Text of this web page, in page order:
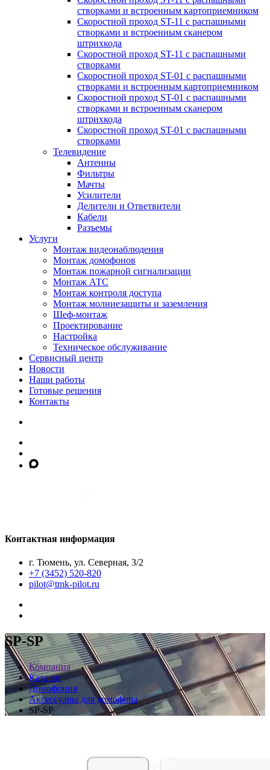
створками и встроенным картоприемником
Скоростной проход ST-11 с распашными
створками и встроенным сканером
штрихкода
Скоростной проход ST-11 с распашными
створками
Скоростной проход ST-01 с распашными
створками и встроенным картоприемником
Скоростной проход ST-01 с распашными
створками и встроенным сканером
штрихкода
Скоростной проход ST-01 с распашными
створками
Телевидение
Антенны
Фильтры
Мачты
Усилители
Делители и Ответвители
Кабели
Разъемы
Услуги
Монтаж видеонаблюдения
Монтаж домофонов
Монтаж пожарной сигнализации
Монтаж АТС
Монтаж контроля доступа
Монтаж молниезащиты и заземления
Шеф-монтаж
Проектирование
Настройка
Техническое обслуживание
Сервисный центр
Новости
Наши работы
Готовые решения
Контакты
Контактная информация
г. Тюмень, ул. Северная, 3/2
+7 (3452) 520-820
pilot@tmk-pilot.ru
SP-SP
Компания
Каталог
Домофония
Аксессуары для домофона
SP-SP